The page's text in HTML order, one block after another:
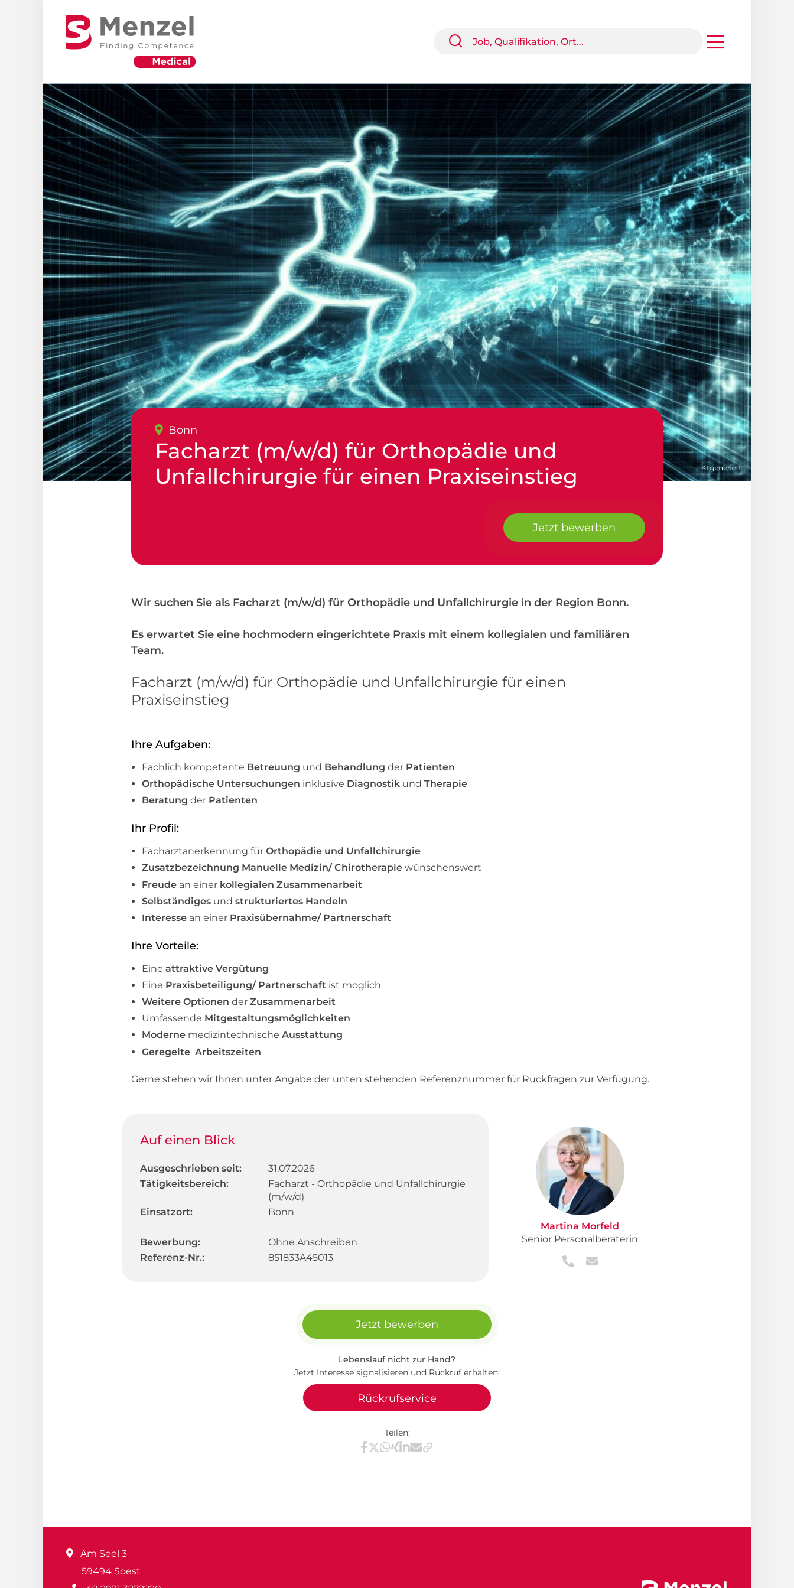
Bonn
Facharzt (m/w/d) für Orthopädie und
Unfallchirurgie für einen Praxiseinstieg
Jetzt bewerben
Wir suchen Sie als Facharzt (m/w/d) für Orthopädie und Unfallchirurgie in der Region Bonn.
Es erwartet Sie eine hochmodern eingerichtete Praxis mit einem kollegialen und familiären
Team.
Facharzt (m/w/d) für Orthopädie und Unfallchirurgie für einen
Praxiseinstieg
Ihre Aufgaben:
Fachlich kompetente Betreuung und Behandlung der Patienten
Orthopädische Untersuchungen inklusive Diagnostik und Therapie
Beratung der Patienten
Ihr Profil:
Facharztanerkennung für Orthopädie und Unfallchirurgie
Zusatzbezeichnung Manuelle Medizin/ Chirotherapie wünschenswert
Freude an einer kollegialen Zusammenarbeit
Selbständiges und strukturiertes Handeln
Interesse an einer Praxisübernahme/ Partnerschaft
Ihre Vorteile:
Eine attraktive Vergütung
Eine Praxisbeteiligung/ Partnerschaft ist möglich
Weitere Optionen der Zusammenarbeit
Umfassende Mitgestaltungsmöglichkeiten
Moderne medizintechnische Ausstattung
Geregelte Arbeitszeiten
Gerne stehen wir Ihnen unter Angabe der unten stehenden Referenznummer für Rückfragen zur Verfügung.
Auf einen Blick
Ausgeschrieben seit:
31.07.2026
Tätigkeitsbereich:
Facharzt - Orthopädie und Unfallchirurgie
(m/w/d)
Einsatzort:
Bonn
Bewerbung:
Ohne Anschreiben
Referenz-Nr.:
851833A45013
Martina Morfeld
Senior Personalberaterin
Jetzt bewerben
Lebenslauf nicht zur Hand?
Jetzt Interesse signalisieren und Rückruf erhalten:
Rückrufservice
Teilen:
Teilen via Facebook
Teilen via X / Twitter
Teilen via WhatsApp
Teilen via Xing
Teilen via LinkedIn
Teilen via E-Mail
Am Seel 3
59494 Soest